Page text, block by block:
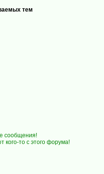
тем
сообщения!
кого-то с этого форума!